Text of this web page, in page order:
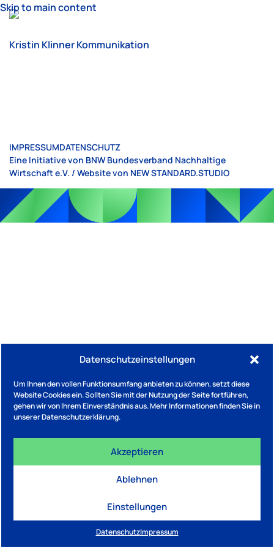
Datenschutzeinstellungen
Um Ihnen den vollen Funktionsumfang anbieten zu können, setzt diese
Website Cookies ein. Sollten Sie mit der Nutzung der Seite fortführen,
gehen wir von Ihrem Einverständnis aus. Mehr Informationen finden Sie in
unserer Datenschutzerklärung.
Akzeptieren
Ablehnen
Einstellungen
DatenschutzImpressum
Skip to main content
Kristin Klinner Kommunikation
IMPRESSUMDATENSCHUTZ
Eine Initiative von BNW Bundesverband Nachhaltige
Wirtschaft e.V. / Website von NEW STANDARD.STUDIO